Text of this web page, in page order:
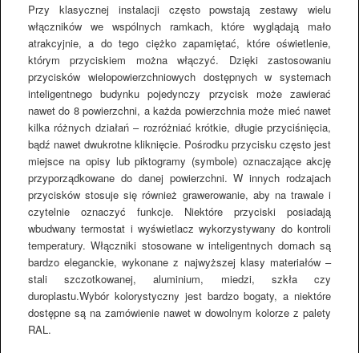
Przy klasycznej instalacji często powstają zestawy wielu
włączników we wspólnych ramkach, które wyglądają mało
atrakcyjnie, a do tego ciężko zapamiętać, które oświetlenie,
którym przyciskiem można włączyć. Dzięki zastosowaniu
przycisków wielopowierzchniowych dostępnych w systemach
inteligentnego budynku pojedynczy przycisk może zawierać
nawet do 8 powierzchni, a każda powierzchnia może mieć nawet
kilka różnych działań – rozróżniać krótkie, długie przyciśnięcia,
bądź nawet dwukrotne kliknięcie. Pośrodku przycisku często jest
miejsce na opisy lub piktogramy (symbole) oznaczające akcję
przyporządkowane do danej powierzchni. W innych rodzajach
przycisków stosuje się również grawerowanie, aby na trawale i
czytelnie oznaczyć funkcje. Niektóre przyciski posiadają
wbudwany termostat i wyświetlacz wykorzystywany do kontroli
temperatury. Włączniki stosowane w inteligentnych domach są
bardzo eleganckie, wykonane z najwyższej klasy materiałów –
stali szczotkowanej, aluminium, miedzi, szkła czy
duroplastu.Wybór kolorystyczny jest bardzo bogaty, a niektóre
dostępne są na zamówienie nawet w dowolnym kolorze z palety
RAL.